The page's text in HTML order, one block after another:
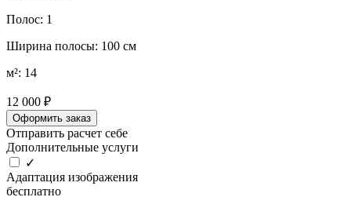
Полос: 1
Ширина полосы: 100 см
м²: 14
12 000 ₽
Оформить заказ
Отправить расчет себе
Дополнительные услуги
✓
Адаптация изображения
бесплатно